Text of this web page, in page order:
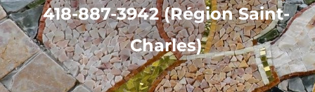
418-887-3942 (Région Saint-
Charles)